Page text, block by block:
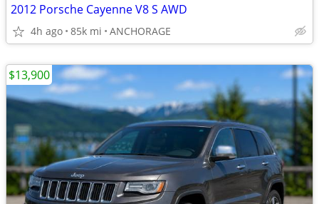
2012 Porsche Cayenne V8 S AWD
4h ago 85k mi ANCHORAGE
$13,900